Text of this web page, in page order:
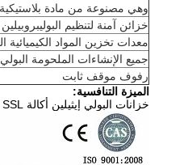
وهي مصنوعة من مادة بلاستيكية
خزائن آمنة لتنظيم
معدات تخزين المواد
جميع الإنشاءات الملحومة
رفوف موقف ثابت
الميزة التنافسية:
خزانات البولي إيثيلين أكالة SSL تستخدم لتخزين الأحماض القلوية والمذيبات المستخدمة غالباً في المختبرات.